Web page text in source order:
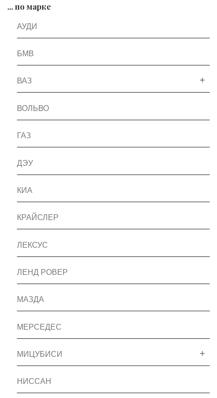
... по марке
АУДИ
БМВ
ВАЗ
ВОЛЬВО
ГАЗ
ДЭУ
КИА
КРАЙСЛЕР
ЛЕКСУС
ЛЕНД РОВЕР
МАЗДА
МЕРСЕДЕС
МИЦУБИСИ
НИССАН